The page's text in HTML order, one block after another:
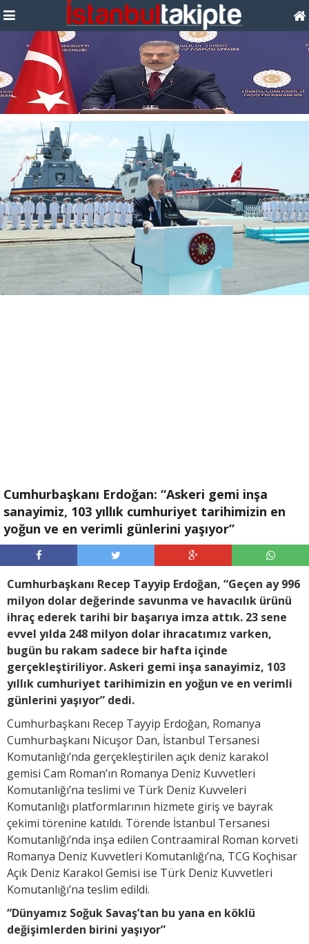
Cumhurbaşkanı Erdoğan: “Askeri gemi inşa
sanayimiz, 103 yıllık cumhuriyet tarihimizin en
yoğun ve en verimli günlerini yaşıyor”
Cumhurbaşkanı Recep Tayyip Erdoğan, “Geçen ay 996
milyon dolar değerinde savunma ve havacılık ürünü
ihraç ederek tarihi bir başarıya imza attık. 23 sene
evvel yılda 248 milyon dolar ihracatımız varken,
bugün bu rakam sadece bir hafta içinde
gerçekleştiriliyor. Askeri gemi inşa sanayimiz, 103
yıllık cumhuriyet tarihimizin en yoğun ve en verimli
günlerini yaşıyor” dedi.
Cumhurbaşkanı Recep Tayyip Erdoğan, Romanya
Cumhurbaşkanı Nicuşor Dan, İstanbul Tersanesi
Komutanlığı’nda gerçekleştirilen açık deniz karakol
gemisi Cam Roman’ın Romanya Deniz Kuvvetleri
Komutanlığı’na teslimi ve Türk Deniz Kuvveleri
Komutanlığı platformlarının hizmete giriş ve bayrak
çekimi törenine katıldı. Törende İstanbul Tersanesi
Komutanlığı’nda inşa edilen Contraamiral Roman korveti
Romanya Deniz Kuvvetleri Komutanlığı’na, TCG Koçhisar
Açık Deniz Karakol Gemisi ise Türk Deniz Kuvvetleri
Komutanlığı’na teslim edildi.
“Dünyamız Soğuk Savaş’tan bu yana en köklü
değişimlerden birini yaşıyor”